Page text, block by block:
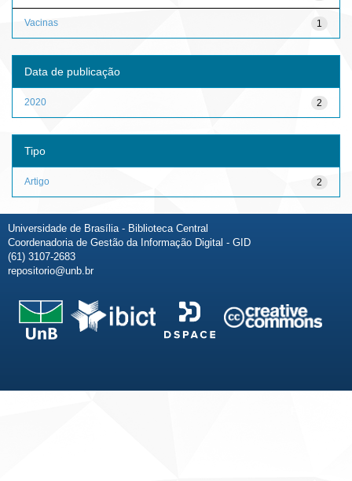
1
Vacinas
Data de publicação
2
2020
Tipo
2
Artigo
Universidade de Brasília - Biblioteca Central
Coordenadoria de Gestão da Informação Digital - GID
(61) 3107-2683
repositorio@unb.br